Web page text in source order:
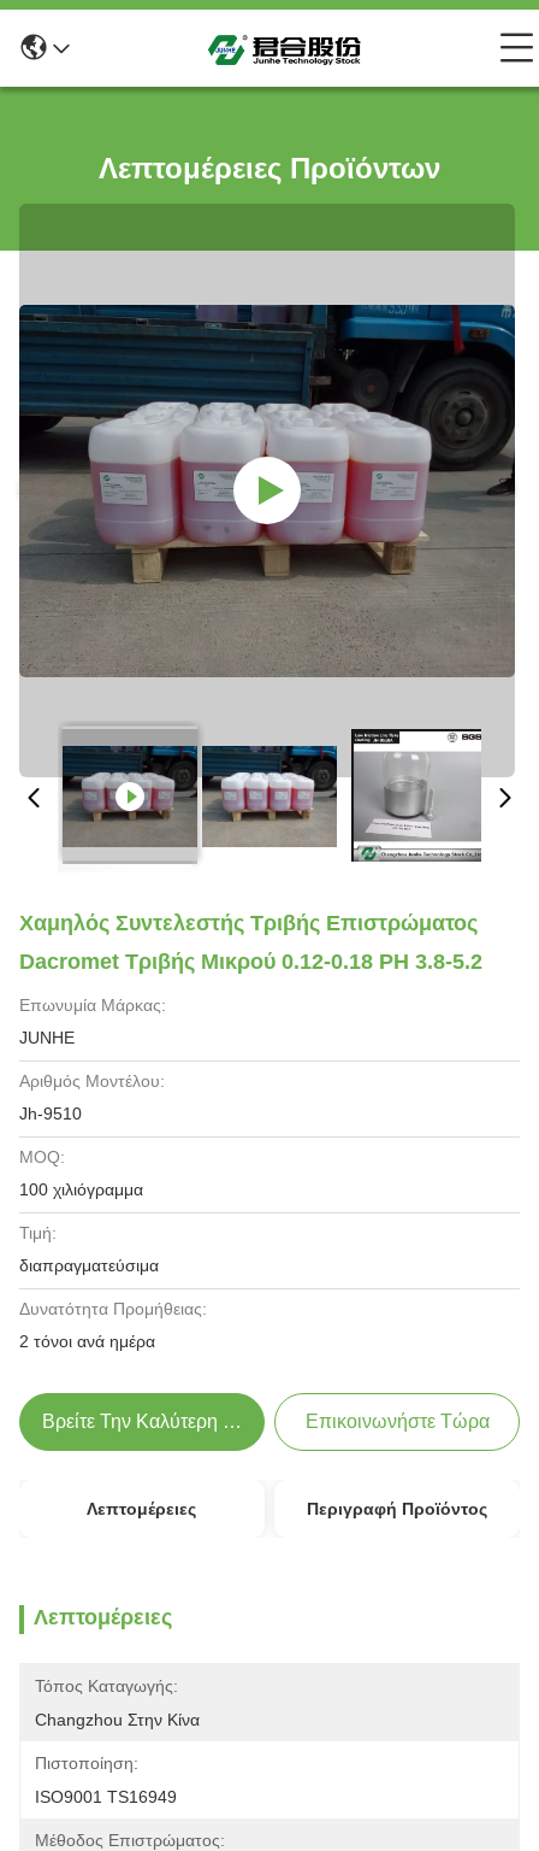
Λεπτομέρειες Προϊόντων
Χαμηλός Συντελεστής Τριβής Επιστρώματος
Dacromet Τριβής Μικρού 0.12-0.18 PH 3.8-5.2
Επωνυμία Μάρκας:
JUNHE
Αριθμός Μοντέλου:
Jh-9510
MOQ:
100 χιλιόγραμμα
Τιμή:
διαπραγματεύσιμα
Δυνατότητα Προμήθειας:
2 τόνοι ανά ημέρα
Βρείτε Την Καλύτερη Τιμή Επικοινωνήστε Τώρα
Λεπτομέρειες Περιγραφή Προϊόντος
Λεπτομέρειες
Τόπος Καταγωγής:
Changzhou Στην Κίνα
Πιστοποίηση:
ISO9001 TS16949
Μέθοδος Επιστρώματος: